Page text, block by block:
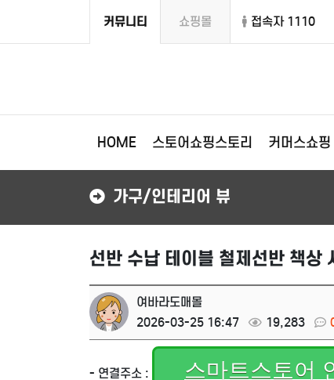
커뮤니티 쇼핑몰 접속자 1110
HOME 스토어쇼핑스토리 커머스쇼핑
가구/인테리어 뷰
선반 수납 테이블 철제선반 책상
여바라도매몰
2026-03-25 16:47
19,283
- 연결주소 : 스마트스토어